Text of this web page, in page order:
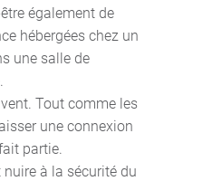
également de
hébergées chez un
une salle de
Tout comme les
une connexion
partie.
à la sécurité du